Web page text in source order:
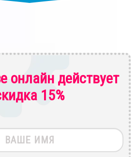
онлайн действует
15%